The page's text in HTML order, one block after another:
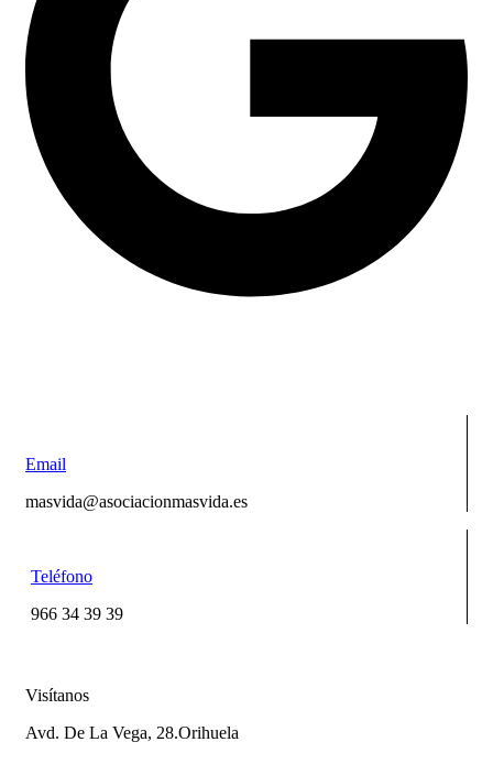
Email
masvida@asociacionmasvida.es
Teléfono
966 34 39 39
Visítanos
Avd. De La Vega, 28.Orihuela